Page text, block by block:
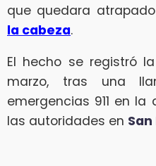
que quedara
la cabeza.
El hecho se registró
marzo, tras una
emergencias 911 en
las autoridades en